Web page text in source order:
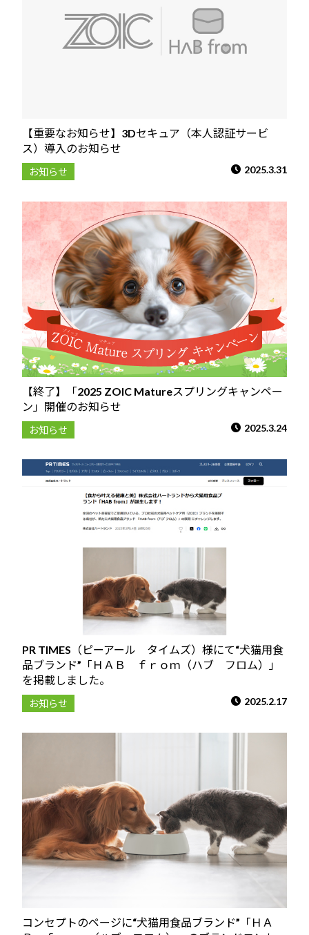
【重要なお知らせ】3Dセキュア（本人認証サービ
ス）導入のお知らせ
お知らせ 2025.3.31
【終了】「2025 ZOIC Matureスプリングキャンペー
ン」開催のお知らせ
お知らせ 2025.3.24
PR TIMES（ピーアール タイムズ）様にて“犬猫用食
品ブランド”「ＨＡＢ ｆｒｏｍ（ハブ フロム）」
を掲載しました。
お知らせ 2025.2.17
コンセプトのページに“犬猫用食品ブランド”「ＨＡ